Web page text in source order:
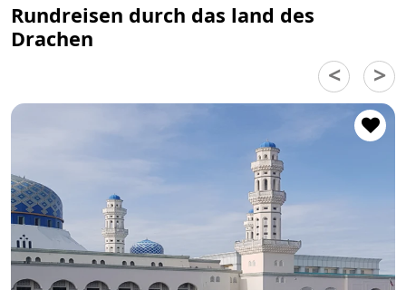
Rundreisen durch das land des
Drachen